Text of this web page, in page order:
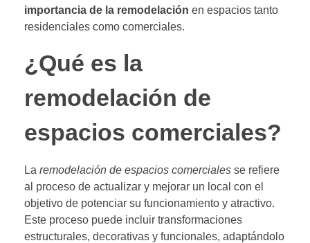
importancia de la remodelación en espacios tanto
residenciales como comerciales.
¿Qué es la
remodelación de
espacios comerciales?
La remodelación de espacios comerciales se refiere
al proceso de actualizar y mejorar un local con el
objetivo de potenciar su funcionamiento y atractivo.
Este proceso puede incluir transformaciones
estructurales, decorativas y funcionales, adaptándolo